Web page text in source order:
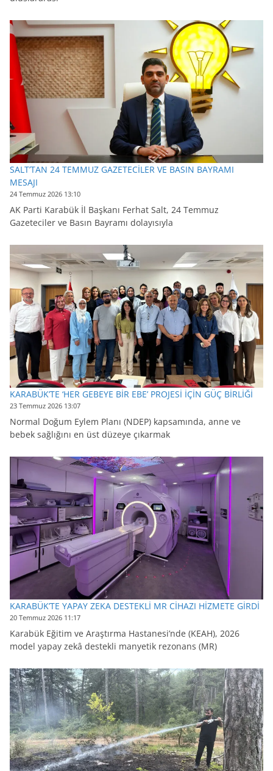
SALT’TAN 24 TEMMUZ GAZETECİLER VE BASIN BAYRAMI
MESAJI
24 Temmuz 2026 13:10
AK Parti Karabük İl Başkanı Ferhat Salt, 24 Temmuz
Gazeteciler ve Basın Bayramı dolayısıyla
KARABÜK’TE ‘HER GEBEYE BİR EBE’ PROJESİ İÇİN GÜÇ BİRLİĞİ
23 Temmuz 2026 13:07
Normal Doğum Eylem Planı (NDEP) kapsamında, anne ve
bebek sağlığını en üst düzeye çıkarmak
KARABÜK’TE YAPAY ZEKA DESTEKLİ MR CİHAZI HİZMETE GİRDİ
20 Temmuz 2026 11:17
Karabük Eğitim ve Araştırma Hastanesi’nde (KEAH), 2026
model yapay zekâ destekli manyetik rezonans (MR)